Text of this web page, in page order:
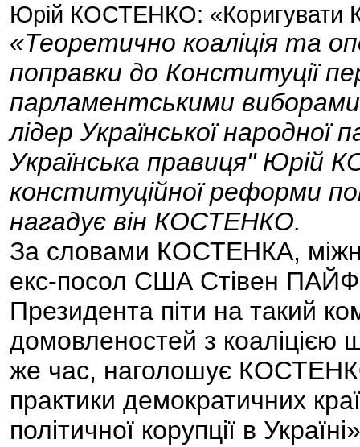
Юрій КОСТЕНКО: «Коригувати
«Теоретично коаліція та
поправки до Конституції
парламентськими
лідер Української народної
Українська правиця"
конституційної реформи
нагадує він КОСТЕНКО.
За словами КОСТЕНКА,
екс-посол США Стівен
Президента піти на такий
домовленостей з коаліцією
же час, наголошує
практики демократичних
політичної корупції в